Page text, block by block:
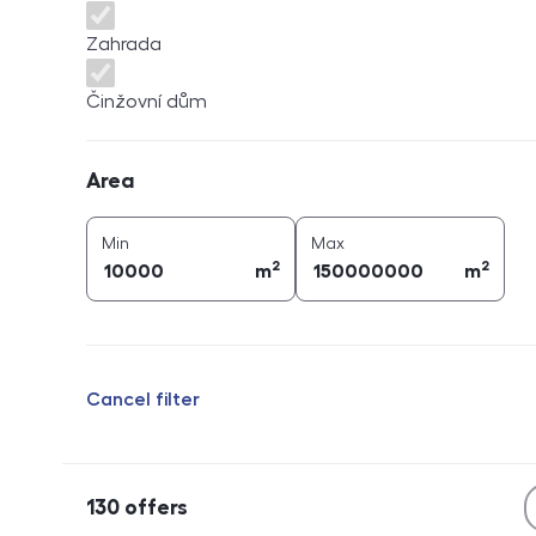
Zahrada
Činžovní dům
Area
Min
m2
Maxarea (
m2
Cancel filter
130 offers